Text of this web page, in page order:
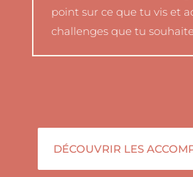
point sur ce que tu vis et
challenges que tu
DÉCOUVRIR LES